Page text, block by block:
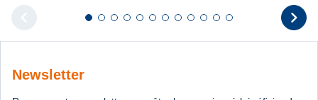
Diapositive chevron_right
Diapositive 1 sur 12
Diapositive 2 sur 12
Diapositive 3 sur 12
Diapositive 4 sur 12
Diapositive 5 sur 12
Diapositive 6 sur 12
Diapositive 7 sur 12
Diapositive 8 sur 12
Diapositive 9 sur 12
Diapositive 10 sur 12
Diapositive 11 sur 12
Diapositive 12 sur
Newsletter